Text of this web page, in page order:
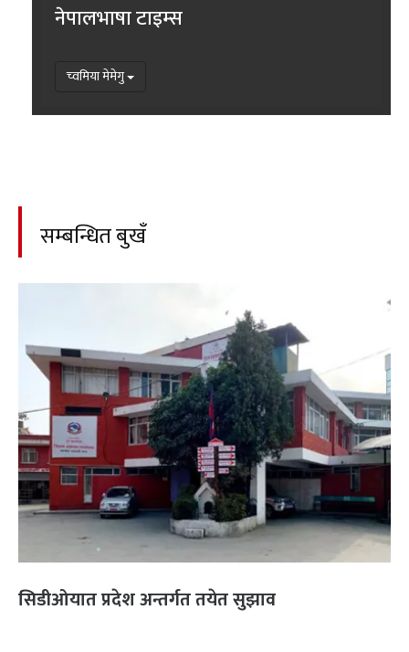
नेपालभाषा टाइम्स
च्वमिया मेमेगु
सम्बन्धित बुखँ
सिडीओयात प्रदेश अन्तर्गत तयेत सुझाव